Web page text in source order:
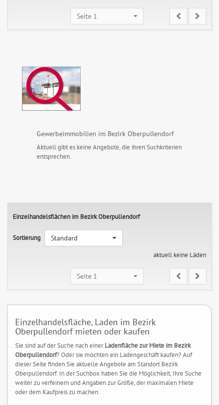
Seite 1
Gewerbeimmobilien im Bezirk Oberpullendorf
Aktuell gibt es keine Angebote, die ihren Suchkriterien
entsprechen.
Einzelhandelsflächen im Bezirk Oberpullendorf
Sortierung
Standard
aktuell keine Läden
Seite 1
Einzelhandelsfläche, Laden im Bezirk
Oberpullendorf mieten oder kaufen
Sie sind auf der Suche nach einerLadenfläche zur Miete im Bezirk
Oberpullendorf? Oder sie möchten ein Ladengeschäft kaufen? Auf
dieser Seite finden Sie aktuelle Angebote am Standort Bezirk
Oberpullendorf. In der Suchbox haben Sie die Möglichkeit, Ihre Suche
weiter zu verfeinern und Angaben zur Größe, der maximalen Miete
oder dem Kaufpreis zu machen.